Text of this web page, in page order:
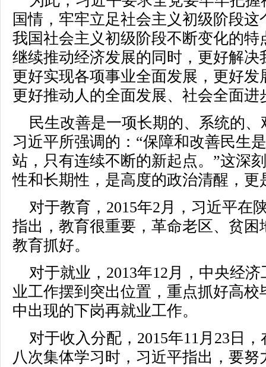
国情，牢牢立足社会主义初级阶段
我国社会主义初级阶段不断变化的
继续推动经济发展的同时，更好解
更好实现各项事业全面发展，更好
更好推动人的全面发展、社会全面进
民生改善是一项长期的、系统的
习近平所强调的：“保障和改善民生
站，只有连续不断的新起点。”这深
性和长期性，是高度的政治清醒，更
对于教育，2015年2月，习近平在
指出，教育很重要，革命老区、贫
教育抓好。
对于就业，2013年12月，中央经
业工作摆到突出位置，重点抓好高
中出现的下岗再就业工作。
对于收入分配，2015年11月23日
八次集体学习时，习近平指出，要